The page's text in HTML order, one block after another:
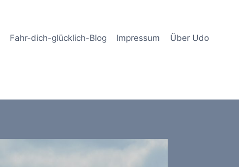
Fahr-dich-glücklich-Blog Impressum Über Udo